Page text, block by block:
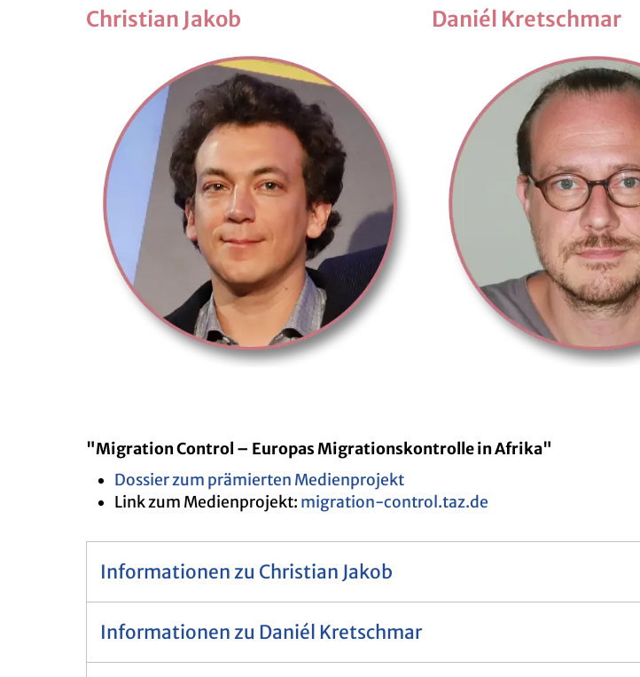
Chris­ti­an Jakob
Da­niél Kret­schmar
"Mi­gra­ti­on Con­t­rol – Eu­ro­pas Mi­gra­ti­ons­kon­trol­le in Afri­ka"
Dos­sier zum prä­mier­ten Me­di­en­pro­jekt
Link zum Me­di­en­pro­jekt: mi­gra­ti­on-con­t­rol.​taz.​de
Informationen zu Christian Jakob
Informationen zu Daniél Kretschmar